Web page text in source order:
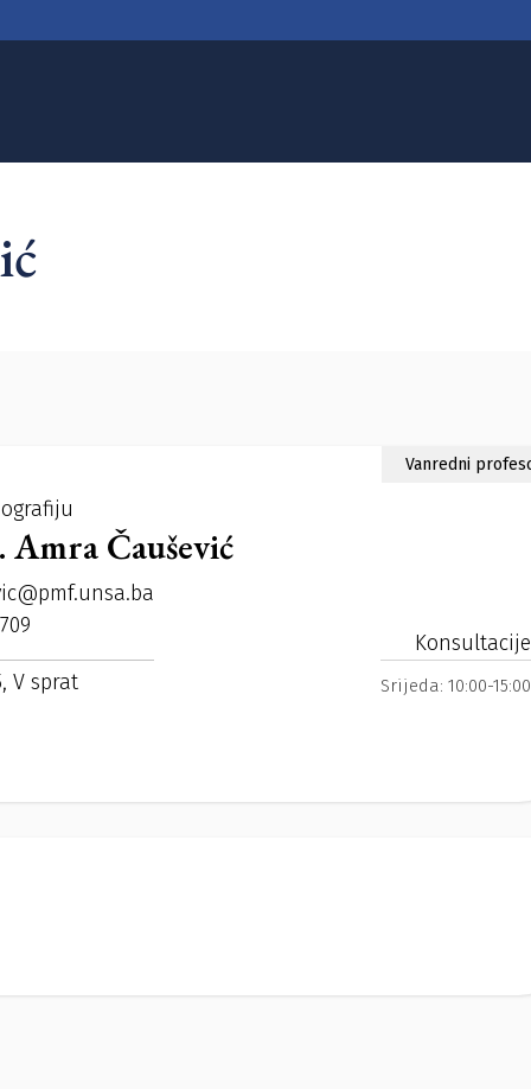
Vanredni
Čaušević
V sprat
Konsultacije
Srijeda: 10:00-15:00